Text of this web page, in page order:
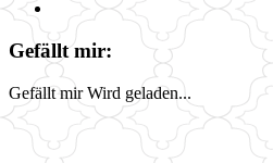
Gefällt mir:
Gefällt mir Wird geladen...